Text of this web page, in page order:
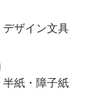
デザイン文具
半紙・障子紙